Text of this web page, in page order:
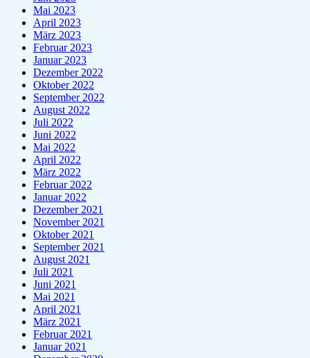
Mai 2023
April 2023
März 2023
Februar 2023
Januar 2023
Dezember 2022
Oktober 2022
September 2022
August 2022
Juli 2022
Juni 2022
Mai 2022
April 2022
März 2022
Februar 2022
Januar 2022
Dezember 2021
November 2021
Oktober 2021
September 2021
August 2021
Juli 2021
Juni 2021
Mai 2021
April 2021
März 2021
Februar 2021
Januar 2021